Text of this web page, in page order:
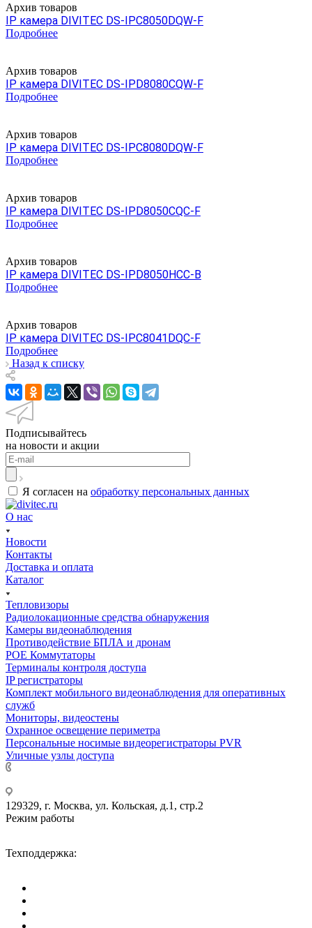
Архив товаров
IP камера DIVITEC DS-IPC8050DQW-F
Подробнее
Архив товаров
IP камера DIVITEC DS-IPD8080CQW-F
Подробнее
Архив товаров
IP камера DIVITEC DS-IPC8080DQW-F
Подробнее
Архив товаров
IP камера DIVITEC DS-IPD8050CQC-F
Подробнее
Архив товаров
IP камера DIVITEC DS-IPD8050HCC-B
Подробнее
Архив товаров
IP камера DIVITEC DS-IPC8041DQC-F
Подробнее
Назад к списку
Подписывайтесь
на новости и акции
Я согласен на обработку персональных данных
О нас
Новости
Контакты
Доставка и оплата
Каталог
Тепловизоры
Радиолокационные средства обнаружения
Камеры видеонаблюдения
Противодействие БПЛА и дронам
РОЕ Коммутаторы
Терминалы контроля доступа
IP регистраторы
Комплект мобильного видеонаблюдения для оперативных
служб
Мониторы, видеостены
Охранное освещение периметра
Персональные носимые видеорегистраторы PVR
Уличные узлы доступа
129329, г. Москва, ул. Кольская, д.1, стр.2
Режим работы
Техподдержка: